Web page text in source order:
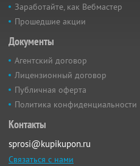
Заработайте, как Вебмастер
Прошедшие акции
Документы
Агентский договор
Лицензионный договор
Публичная оферта
Политика конфиденциальности
Контакты
sprosi@kupikupon.ru
Связаться с нами